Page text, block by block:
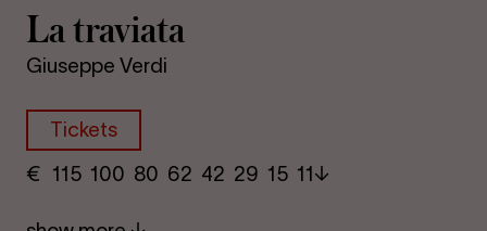
La travi­ata
Giuseppe Verdi
Tickets
€ ​ 115 100 80​ 62 42 29​ 15 11